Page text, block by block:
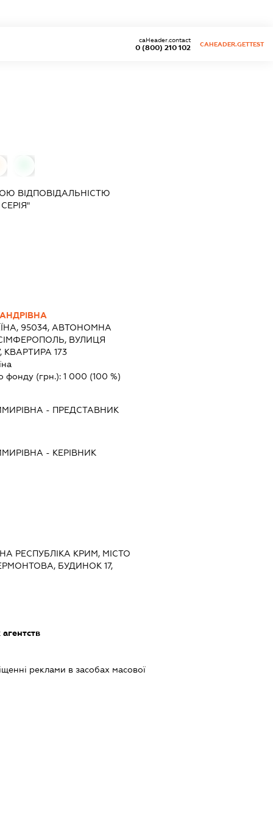
0 (800) 210 102
caHeader.contact
CAHEADER.GETTEST
ВІДПОВІДАЛЬНІСТЮ
95034, АВТОНОМНА
ВУЛИЦЯ
173
фонду (грн.): 1 000 (100 %)
- ПРЕДСТАВНИК
- КЕРІВНИК
РЕСПУБЛІКА КРИМ, МІСТО
БУДИНОК 17,
реклами в засобах масової